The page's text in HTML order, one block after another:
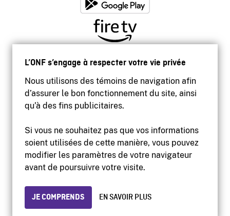
L’ONF s’engage à respecter votre vie privée
Nous utilisons des témoins de navigation afin
d’assurer le bon fonctionnement du site, ainsi
qu’à des fins publicitaires.
Si vous ne souhaitez pas que vos informations
soient utilisées de cette manière, vous pouvez
modifier les paramètres de votre navigateur
avant de poursuivre votre visite.
JE COMPRENDS EN SAVOIR PLUS
Accessibilité
Site institutionnel
Protection des renseignements personnels
© 2026 Office national du film du Canada